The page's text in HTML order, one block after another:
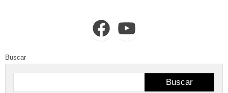
FacebookYouTube
Buscar
Buscar